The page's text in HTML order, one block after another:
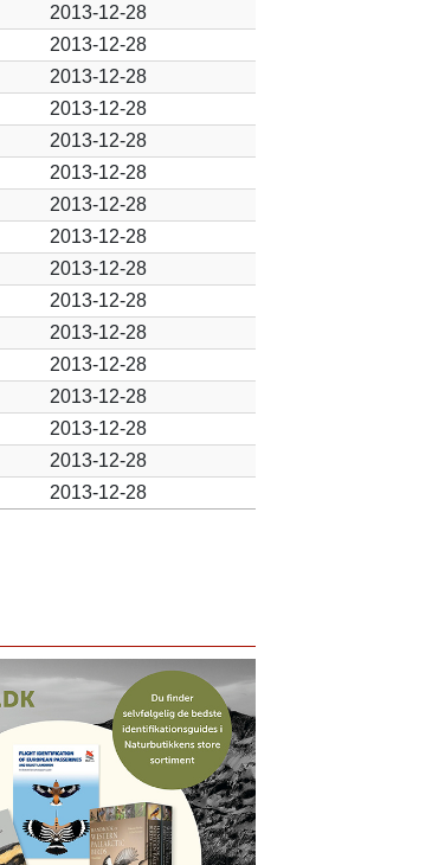
2013-12-28
2013-12-28
2013-12-28
2013-12-28
2013-12-28
2013-12-28
2013-12-28
2013-12-28
2013-12-28
2013-12-28
2013-12-28
2013-12-28
2013-12-28
2013-12-28
2013-12-28
2013-12-28